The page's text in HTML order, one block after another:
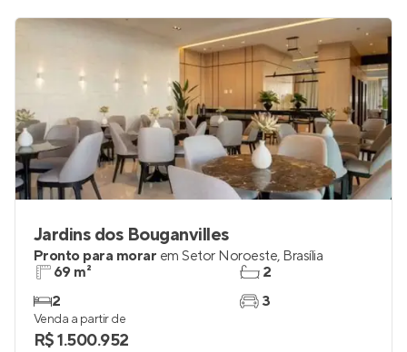
Jardins dos Bouganvilles
Pronto para morar em Setor Noroeste, Brasília
69 m²
2
2
3
Venda a partir de
R$ 1.500.952